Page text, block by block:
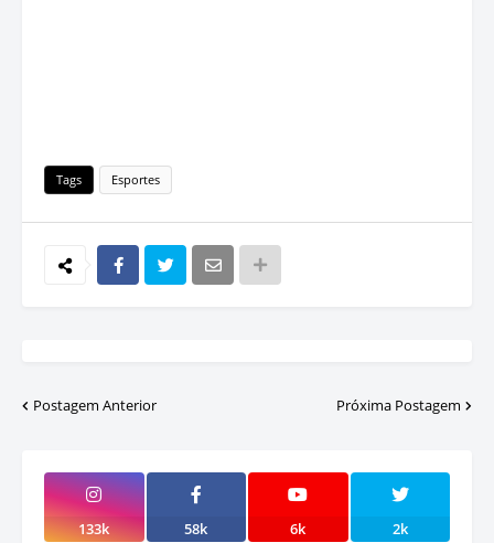
Tags Esportes
Postagem Anterior Próxima Postagem
133k 58k 6k 2k